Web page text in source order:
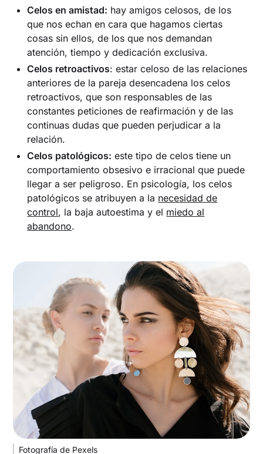
Celos en amistad: hay amigos celosos, de los
que nos echan en cara que hagamos ciertas
cosas sin ellos, de los que nos demandan
atención, tiempo y dedicación exclusiva.
Celos retroactivos: estar celoso de las relaciones
anteriores de la pareja desencadena los celos
retroactivos, que son responsables de las
constantes peticiones de reafirmación y de las
continuas dudas que pueden perjudicar a la
relación.
Celos patológicos: este tipo de celos tiene un
comportamiento obsesivo e irracional que puede
llegar a ser peligroso. En psicología, los celos
patológicos se atribuyen a la necesidad de
control, la baja autoestima y el miedo al
abandono.
Fotografía de Pexels